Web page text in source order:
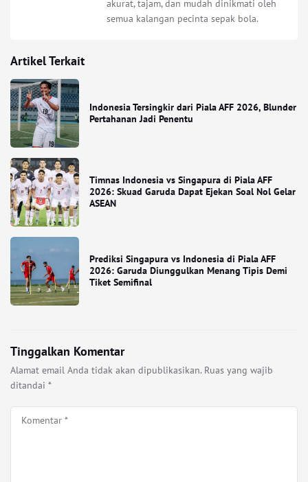
akurat, tajam, dan mudah dinikmati oleh
semua kalangan pecinta sepak bola.
Artikel Terkait
Indonesia Tersingkir dari Piala AFF 2026, Blunder
Pertahanan Jadi Penentu
Timnas Indonesia vs Singapura di Piala AFF
2026: Skuad Garuda Dapat Ejekan Soal Nol Gelar
ASEAN
Prediksi Singapura vs Indonesia di Piala AFF
2026: Garuda Diunggulkan Menang Tipis Demi
Tiket Semifinal
Tinggalkan Komentar
Alamat email Anda tidak akan dipublikasikan. Ruas yang wajib
ditandai *